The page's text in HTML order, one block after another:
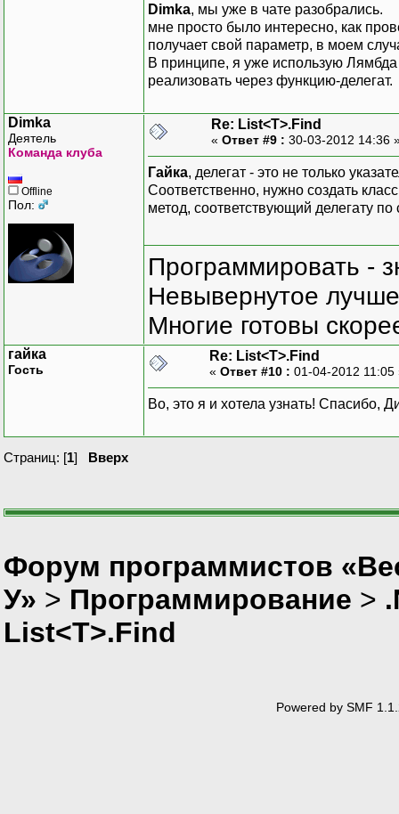
Dimka, мы уже в чате разобрались.
мне просто было интересно, как
получает свой параметр, в моем
В принципе, я уже использую
реализовать через функцию-делегат.
Dimka
Деятель
Команда клуба
Offline
Пол:
Re: List<T>.Find
« Ответ #9 : 30-03-2012 14:36
Гайка, делегат - это не только
Соответственно, нужно создать
метод, соответствующий делегату по
Программировать -
Невывернутое
Многие готовы
гайка
Гость
Re: List<T>.Find
« Ответ #10 : 01-04-2012
Во, это я и хотела узнать! Спасибо,
Страниц: [1] Вверх
Форум программистов
У» > Программирование >
List<T>.Find
Powered by SMF